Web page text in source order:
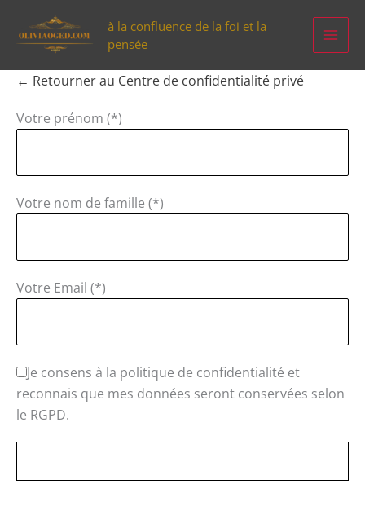
contenu
à la confluence de la foi et la
pensée
← Retourner au Centre de confidentialité privé
Votre prénom (*)
Votre nom de famille (*)
Votre Email (*)
Je consens à la politique de confidentialité et
reconnais que mes données seront conservées selon
le RGPD.